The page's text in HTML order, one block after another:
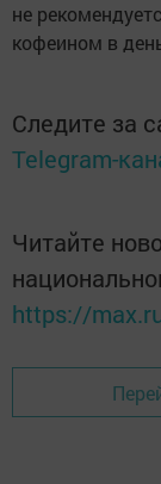
не
кофеином в
Следите за
Telegram-
Читайте
https://